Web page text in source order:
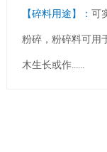
【碎料用途】： 可
粉碎，粉碎料可用
木生长或作